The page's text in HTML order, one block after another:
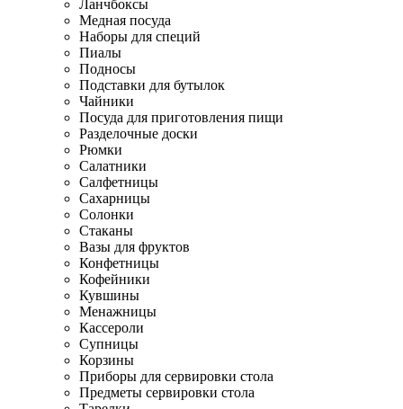
Ланчбоксы
Медная посуда
Наборы для специй
Пиалы
Подносы
Подставки для бутылок
Чайники
Посуда для приготовления пищи
Разделочные доски
Рюмки
Салатники
Салфетницы
Сахарницы
Солонки
Стаканы
Вазы для фруктов
Конфетницы
Кофейники
Кувшины
Менажницы
Кассероли
Супницы
Корзины
Приборы для сервировки стола
Предметы сервировки стола